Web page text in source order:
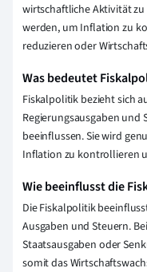
wirtschaftliche Aktivität
werden, um Inflation zu
reduzieren oder
Was bedeutet
Fiskalpolitik bezieht sich
Regierungsausgaben
beeinflussen. Sie wird
Inflation zu kontrollieren
Wie beeinflusst die
Die Fiskalpolitik
Ausgaben und Steuern.
Staatsausgaben oder
somit das